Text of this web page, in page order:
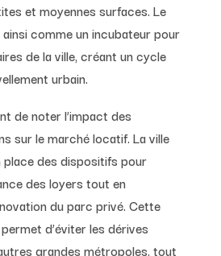
et moyennes surfaces. Le
comme un incubateur pour
de la ville, créant un cycle
urbain.
de noter l’impact des
sur le marché locatif. La ville
place des dispositifs pour
des loyers tout en
du parc privé. Cette
d’éviter les dérives
grandes métropoles, tout